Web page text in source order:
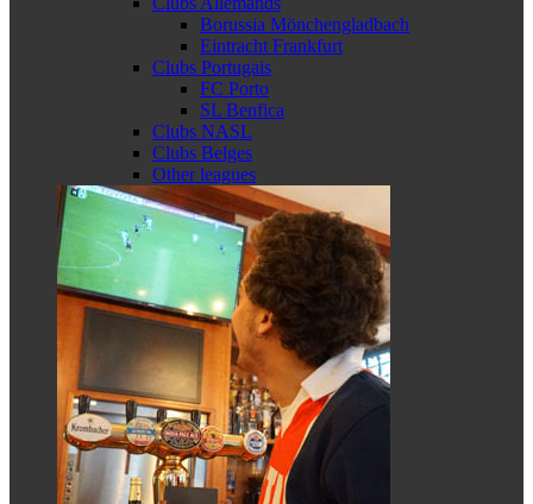
Borussia Mönchengladbach
Eintracht Frankfurt
Clubs Portugais
FC Porto
SL Benfica
Clubs NASL
Clubs Belges
Other leagues